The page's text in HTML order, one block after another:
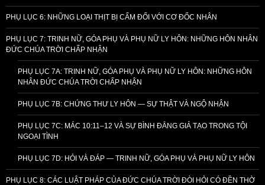
PHỤ LỤC 6: NHỮNG LOẠI THỊT BỊ CẤM ĐỐI VỚI CƠ ĐỐC NHÂN
PHỤ LỤC 7: TRINH NỮ, GÓA PHỤ VÀ PHỤ NỮ LY HÔN: NHỮNG HÔN NHÂN
ĐỨC CHÚA TRỜI CHẤP NHẬN
PHỤ LỤC 7A: TRINH NỮ, GÓA PHỤ VÀ PHỤ NỮ LY HÔN: NHỮNG HÔN
NHÂN ĐỨC CHÚA TRỜI CHẤP NHẬN
PHỤ LỤC 7B: CHỨNG THƯ LY HÔN — SỰ THẬT VÀ NGỘ NHẬN
PHỤ LỤC 7C: MÁC 10:11–12 VÀ SỰ BÌNH ĐẲNG GIẢ TẠO TRONG TỘI
NGOẠI TÌNH
PHỤ LỤC 7D: HỎI VÀ ĐÁP — TRINH NỮ, GÓA PHỤ VÀ PHỤ NỮ LY HÔN
PHỤ LỤC 8: CÁC LUẬT PHÁP CỦA ĐỨC CHÚA TRỜI ĐÒI HỎI CÓ ĐỀN THỜ